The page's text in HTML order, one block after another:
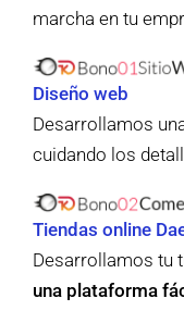
marcha en tu
Diseño web
Desarrollamos
cuidando los
Tiendas online
Desarrollamos tu
una plataforma